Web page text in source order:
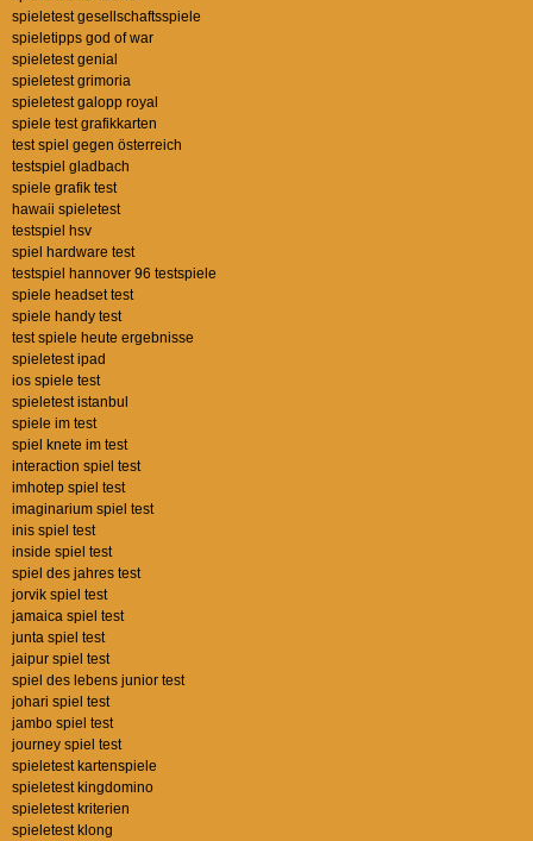
spieletest gesellschaftsspiele
spieletipps god of war
spieletest genial
spieletest grimoria
spieletest galopp royal
spiele test grafikkarten
test spiel gegen österreich
testspiel gladbach
spiele grafik test
hawaii spieletest
testspiel hsv
spiel hardware test
testspiel hannover 96 testspiele
spiele headset test
spiele handy test
test spiele heute ergebnisse
spieletest ipad
ios spiele test
spieletest istanbul
spiele im test
spiel knete im test
interaction spiel test
imhotep spiel test
imaginarium spiel test
inis spiel test
inside spiel test
spiel des jahres test
jorvik spiel test
jamaica spiel test
junta spiel test
jaipur spiel test
spiel des lebens junior test
johari spiel test
jambo spiel test
journey spiel test
spieletest kartenspiele
spieletest kingdomino
spieletest kriterien
spieletest klong